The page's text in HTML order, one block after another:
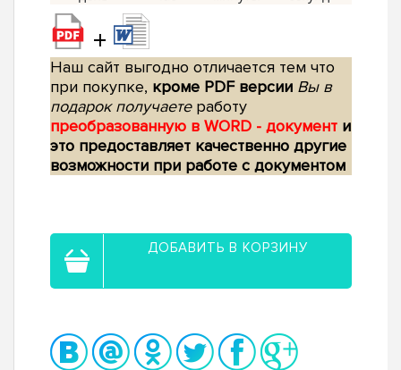
+
Наш сайт выгодно отличается тем что
при покупке, кроме PDF версии Вы в
подарок получаетеработу
преобразованную в WORD - документ и
это предоставляет качественно другие
возможности при работе с документом
ДОБАВИТЬ В КОРЗИНУ